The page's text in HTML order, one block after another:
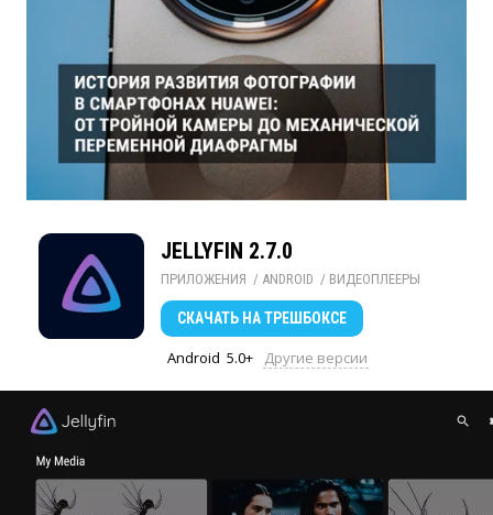
JELLYFIN 2.7.0
ПРИЛОЖЕНИЯ / ANDROID / ВИДЕОПЛЕЕРЫ
СКАЧАТЬ НА ТРЕШБОКСЕ
Android 5.0+ Другие версии